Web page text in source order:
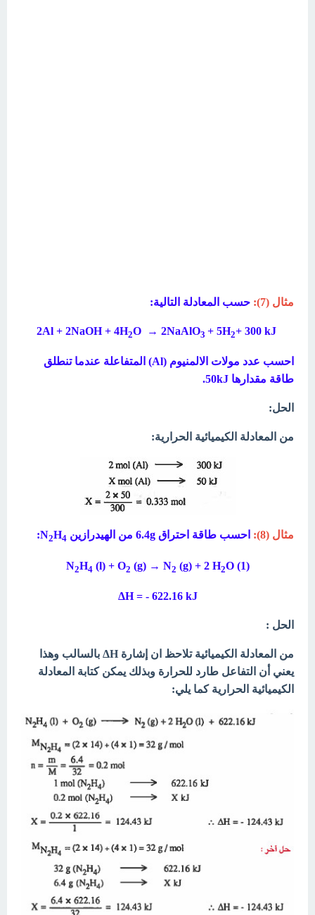
مثال (7): حسب المعادلة التالية:
2Al + 2NaOH + 4H
2O → 2NaAlO3 + 5H2+ 300 kJ
احسب عدد مولات الالمنيوم (Al) المتفاعلة عندما تنطلق
طاقة مقدارها 50kJ.
الحل:
من المعادلة الكيميائية الحرارية:
مثال (8): احسب طاقة احتراق 6.4g من الهيدرازين N 2H4
:
N2H4 (l) + O2 (g) → N2 (g) + 2 H2O (1)
ΔH = - 622.16 kJ
الحل :
من المعادلة الكيميائية تلاحظ ان إشارة ΔH بالسالب وهذا
يعني أن التفاعل طارد للحرارة وبذلك يمكن كتابة المعادلة
الكيميائية الحرارية كما يلي: